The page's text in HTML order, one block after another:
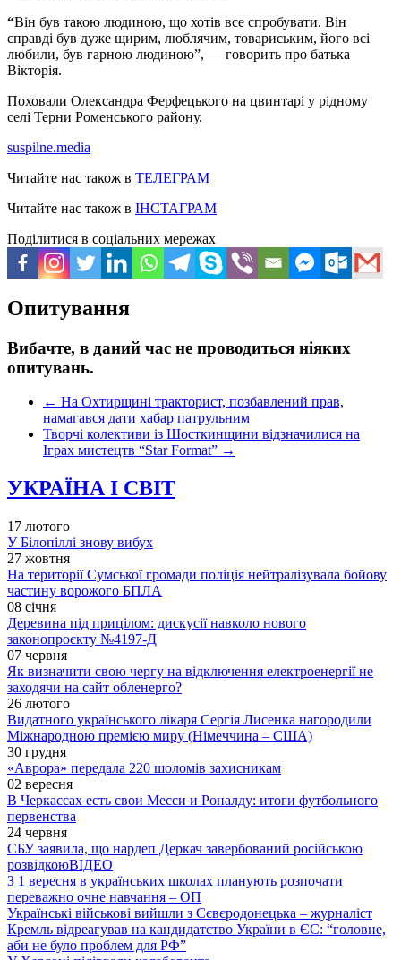
“Він був такою людиною, що хотів все спробувати. Він
справді був дуже щирим, люблячим, товариським, його всі
любили, був гарною людиною”, — говорить про батька
Вікторія.
Поховали Олександра Ферфецького на цвинтарі у рідному
селі Терни Роменського району.
suspilne.media
Читайте нас також в ТЕЛЕГРАМ
Читайте нас також в ІНСТАГРАМ
Поділитися в соціальних мережах
Опитування
Вибачте, в даний час не проводиться ніяких
опитувань.
← На Охтирщині тракторист, позбавлений прав,
намагався дати хабар патрульним
Творчі колективи із Шосткинщини відзначилися на
Іграх мистецтв “Star Format” →
УКРАЇНА І СВІТ
17 лютого
У Білопіллі знову вибух
27 жовтня
На території Сумської громади поліція нейтралізувала бойову
частину ворожого БПЛА
08 січня
Деревина під прицілом: дискусії навколо нового
законопроєкту №4197-Д
07 червня
Як визначити свою чергу на відключення електроенергії не
заходячи на сайт обленерго?
26 лютого
Видатного українського лікаря Сергія Лисенка нагородили
Міжнародною премією миру (Німеччина – США)
30 грудня
«Аврора» передала 220 шоломів захисникам
02 вересня
В Черкассах есть свои Месси и Роналду: итоги футбольного
первенства
24 червня
СБУ заявила, що нардеп Деркач завербований російською
розвідкоюВІДЕО
З 1 вересня в українських школах планують розпочати
переважно очне навчання – ОП
Українські військові вийшли з Сєвєродонецька – журналіст
Кремль відреагував на кандидатство України в ЄС: “головне,
аби не було проблем для РФ”